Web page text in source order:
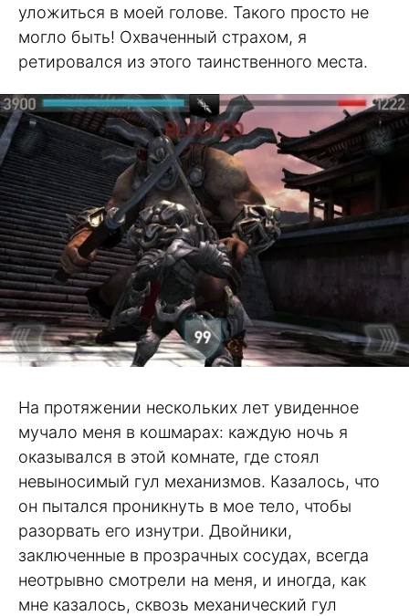
уложиться в моей голове. Такого просто не
могло быть! Охваченный страхом, я
ретировался из этого таинственного места.
На протяжении нескольких лет увиденное
мучало меня в кошмарах: каждую ночь я
оказывался в этой комнате, где стоял
невыносимый гул механизмов. Казалось, что
он пытался проникнуть в мое тело, чтобы
разорвать его изнутри. Двойники,
заключенные в прозрачных сосудах, всегда
неотрывно смотрели на меня, и иногда, как
мне казалось, сквозь механический гул